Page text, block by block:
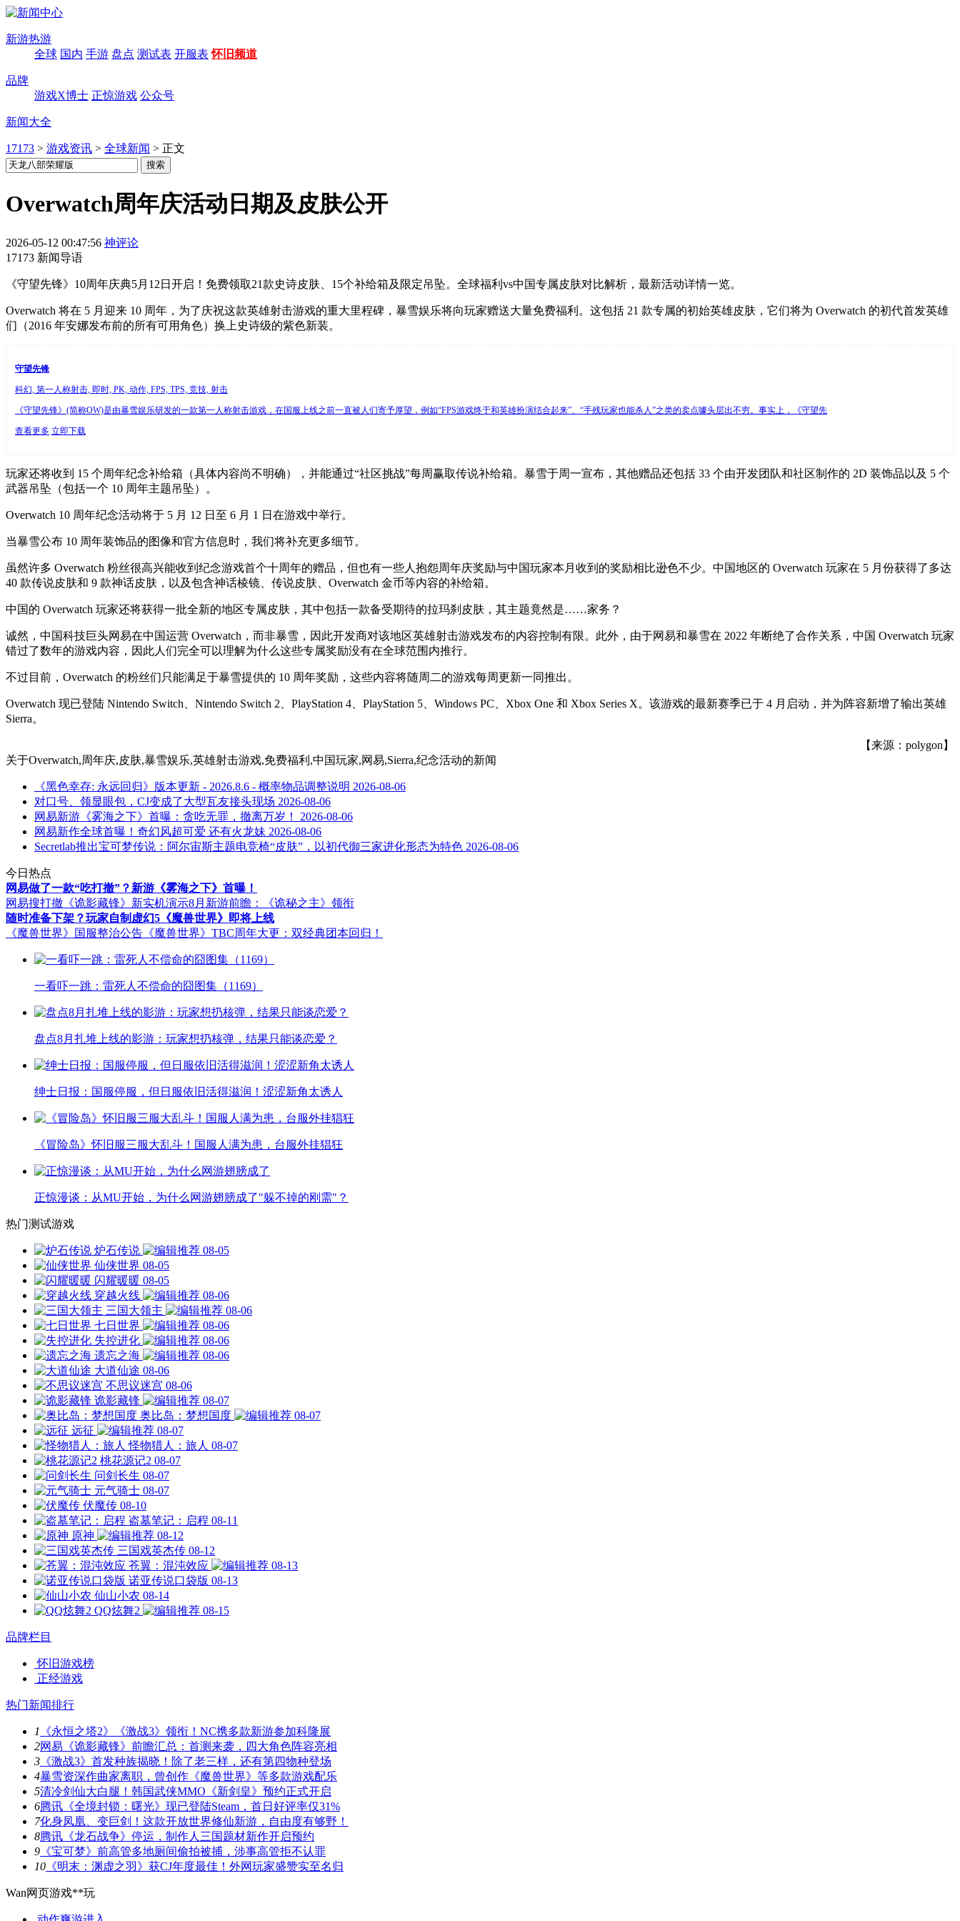
新游热游
全球 国内 手游 盘点 测试表 开服表 怀旧频道
品牌
游戏X博士 正惊游戏 公众号
新闻大全
17173 > 游戏资讯 > 全球新闻 > 正文
Overwatch周年庆活动日期及皮肤公开
2026-05-12 00:47:56 神评论
17173 新闻导语
《守望先锋》10周年庆典5月12日开启！免费领取21款史诗皮肤、15个补给箱及限定吊坠。全球福利vs中国专属皮肤对比解析，最新活动详情一览。
Overwatch 将在 5 月迎来 10 周年，为了庆祝这款英雄射击游戏的重大里程碑，暴雪娱乐将向玩家赠送大量免费福利。这包括 21 款专属的初始英雄皮肤，它们将为 Overwatch 的初代首发英雄
们（2016 年安娜发布前的所有可用角色）换上史诗级的紫色新装。
守望先锋
科幻, 第一人称射击, 即时, PK, 动作, FPS, TPS, 竞技, 射击
《守望先锋》(简称OW)是由暴雪娱乐研发的一款第一人称射击游戏，在国服上线之前一直被人们寄予厚望，例如“FPS游戏终于和英雄扮演结合起来”、“手残玩家也能杀人”之类的卖点噱头层出不穷。事实上，《守望先
查看更多 立即下载
玩家还将收到 15 个周年纪念补给箱（具体内容尚不明确），并能通过“社区挑战”每周赢取传说补给箱。暴雪于周一宣布，其他赠品还包括 33 个由开发团队和社区制作的 2D 装饰品以及 5 个
武器吊坠（包括一个 10 周年主题吊坠）。
Overwatch 10 周年纪念活动将于 5 月 12 日至 6 月 1 日在游戏中举行。
当暴雪公布 10 周年装饰品的图像和官方信息时，我们将补充更多细节。
虽然许多 Overwatch 粉丝很高兴能收到纪念游戏首个十周年的赠品，但也有一些人抱怨周年庆奖励与中国玩家本月收到的奖励相比逊色不少。中国地区的 Overwatch 玩家在 5 月份获得了多达
40 款传说皮肤和 9 款神话皮肤，以及包含神话棱镜、传说皮肤、Overwatch 金币等内容的补给箱。
中国的 Overwatch 玩家还将获得一批全新的地区专属皮肤，其中包括一款备受期待的拉玛刹皮肤，其主题竟然是……家务？
诚然，中国科技巨头网易在中国运营 Overwatch，而非暴雪，因此开发商对该地区英雄射击游戏发布的内容控制有限。此外，由于网易和暴雪在 2022 年断绝了合作关系，中国 Overwatch 玩家
错过了数年的游戏内容，因此人们完全可以理解为什么这些专属奖励没有在全球范围内推行。
不过目前，Overwatch 的粉丝们只能满足于暴雪提供的 10 周年奖励，这些内容将随周二的游戏每周更新一同推出。
Overwatch 现已登陆 Nintendo Switch、Nintendo Switch 2、PlayStation 4、PlayStation 5、Windows PC、Xbox One 和 Xbox Series X。该游戏的最新赛季已于 4 月启动，并为阵容新增了输出英雄
Sierra。
【来源：polygon】
关于Overwatch,周年庆,皮肤,暴雪娱乐,英雄射击游戏,免费福利,中国玩家,网易,Sierra,纪念活动的新闻
《黑色幸存: 永远回归》版本更新 - 2026.8.6 - 概率物品调整说明 2026-08-06
对口号、领显眼包，CJ变成了大型瓦友接头现场 2026-08-06
网易新游《雾海之下》首曝：贪吃无罪，撤离万岁！
2026-08-06
网易新作全球首曝！奇幻风超可爱 还有火龙妹 2026-08-06
Secretlab推出宝可梦传说：阿尔宙斯主题电竞椅“皮肤”，以初代御三家进化形态为特色 2026-08-06
今日热点
网易做了一款“吃打撤”？新游《雾海之下》首曝！
网易搜打撤《诡影藏锋》新实机演示8月新游前瞻：《诡秘之主》领衔
随时准备下架？玩家自制虚幻5《魔兽世界》即将上线
《魔兽世界》国服整治公告 《魔兽世界》TBC周年大更：双经典团本回归！
一看吓一跳：雷死人不偿命的囧图集（1169）
盘点8月扎堆上线的影游：玩家想扔核弹，结果只能谈恋爱？
绅士日报：国服停服，但日服依旧活得滋润！涩涩新角太诱人
《冒险岛》怀旧服三服大乱斗！国服人满为患，台服外挂猖狂
正惊漫谈：从MU开始，为什么网游翅膀成了"躲不掉的刚需"？
热门测试游戏
炉石传说
08-05
仙侠世界 08-05
闪耀暖暖 08-05
穿越火线
08-06
三国大领主
08-06
七日世界
08-06
失控进化
08-06
遗忘之海
08-06
大道仙途 08-06
不思议迷宫 08-06
诡影藏锋
08-07
奥比岛：梦想国度
08-07
远征
08-07
怪物猎人：旅人 08-07
桃花源记2 08-07
问剑长生 08-07
元气骑士 08-07
伏魔传 08-10
盗墓笔记：启程 08-11
原神
08-12
三国戏英杰传 08-12
苍翼：混沌效应
08-13
诺亚传说口袋版 08-13
仙山小农 08-14
QQ炫舞2
08-15
品牌栏目
怀旧游戏榜
正经游戏
热门新闻排行
1
《永恒之塔2》《激战3》领衔！NC携多款新游参加科隆展
2网易《诡影藏锋》前瞻汇总：首测来袭，四大角色阵容亮相
3 《激战3》首发种族揭晓！除了老三样，还有第四物种登场
4暴雪资深作曲家离职，曾创作《魔兽世界》等多款游戏配乐
5清冷剑仙大白腿！韩国武侠MMO《新剑皇》预约正式开启
6腾讯《全境封锁：曙光》现已登陆Steam，首日好评率仅31%
7化身凤凰、变巨剑！这款开放世界修仙新游，自由度有够野！
8腾讯《龙石战争》停运，制作人三国题材新作开启预约
9 《宝可梦》前高管多地厕间偷拍被捕，涉事高管拒不认罪
10 《明末：渊虚之羽》获CJ年度最佳！外网玩家盛赞实至名归
Wan网页游戏**玩